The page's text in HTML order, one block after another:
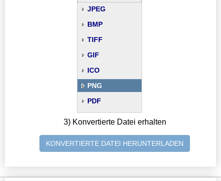
JPEG
BMP
TIFF
GIF
ICO
PNG
PDF
3) Konvertierte Datei erhalten
KONVERTIERTE DATEI HERUNTERLADEN